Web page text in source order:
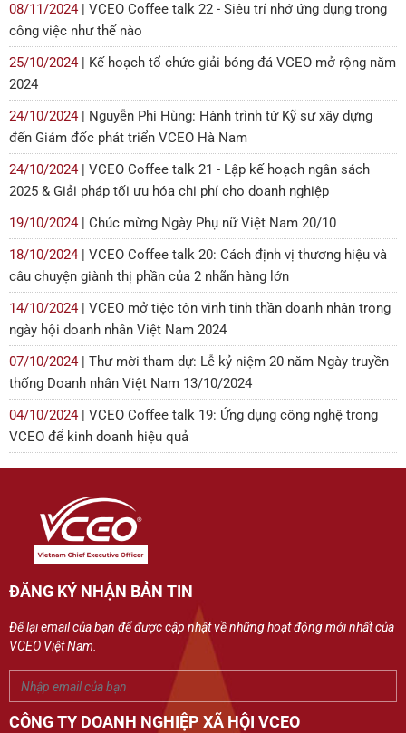
08/11/2024 | VCEO Coffee talk 22 - Siêu trí nhớ ứng dụng trong
công việc như thế nào
25/10/2024 | Kế hoạch tổ chức giải bóng đá VCEO mở rộng năm
2024
24/10/2024 | Nguyễn Phi Hùng: Hành trình từ Kỹ sư xây dựng
đến Giám đốc phát triển VCEO Hà Nam
24/10/2024 | VCEO Coffee talk 21 - Lập kế hoạch ngân sách
2025 & Giải pháp tối ưu hóa chi phí cho doanh nghiệp
19/10/2024 | Chúc mừng Ngày Phụ nữ Việt Nam 20/10
18/10/2024 | VCEO Coffee talk 20: Cách định vị thương hiệu và
câu chuyện giành thị phần của 2 nhãn hàng lớn
14/10/2024 | VCEO mở tiệc tôn vinh tinh thần doanh nhân trong
ngày hội doanh nhân Việt Nam 2024
07/10/2024 | Thư mời tham dự: Lễ kỷ niệm 20 năm Ngày truyền
thống Doanh nhân Việt Nam 13/10/2024
04/10/2024 | VCEO Coffee talk 19: Ứng dụng công nghệ trong
VCEO để kinh doanh hiệu quả
ĐĂNG KÝ NHẬN BẢN TIN
Để lại email của bạn để được cập nhật về những hoạt động mới nhất của
VCEO Việt Nam.
CÔNG TY DOANH NGHIỆP XÃ HỘI VCEO